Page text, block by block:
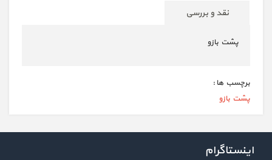
نقد و بررسی
پشت بازو
برچسب ها :
پشت بازو
اینستاگرام